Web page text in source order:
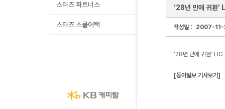
스타즈 파트너스
스타즈 스쿨어택
‘28년 만에 귀환’
작성일 : 2007-11-
‘28년 만에 귀환’ LIG
[동아일보 기사보기]